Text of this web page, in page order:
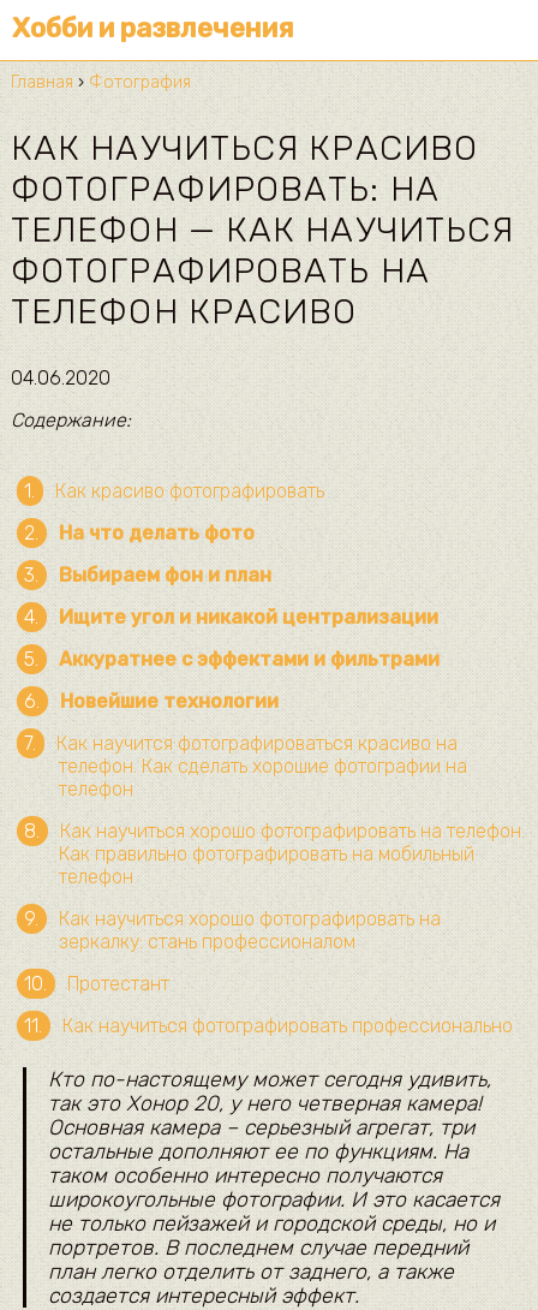
Хобби и развлечения
Главная › Фотография
КАК НАУЧИТЬСЯ КРАСИВО
ФОТОГРАФИРОВАТЬ: НА
ТЕЛЕФОН — КАК НАУЧИТЬСЯ
ФОТОГРАФИРОВАТЬ НА
ТЕЛЕФОН КРАСИВО
04.06.2020
Содержание:
Как красиво фотографировать
На что делать фото
Выбираем фон и план
Ищите угол и никакой централизации
Аккуратнее с эффектами и фильтрами
Новейшие технологии
Как научится фотографироваться красиво на
телефон. Как сделать хорошие фотографии на
телефон
Как научиться хорошо фотографировать на телефон.
Как правильно фотографировать на мобильный
телефон
Как научиться хорошо фотографировать на
зеркалку: стань профессионалом
Протестант
Как научиться фотографировать профессионально
Кто по-настоящему может сегодня удивить,
так это Хонор 20, у него четверная камера!
Основная камера – серьезный агрегат, три
остальные дополняют ее по функциям. На
таком особенно интересно получаются
широкоугольные фотографии. И это касается
не только пейзажей и городской среды, но и
портретов. В последнем случае передний
план легко отделить от заднего, а также
создается интересный эффект.